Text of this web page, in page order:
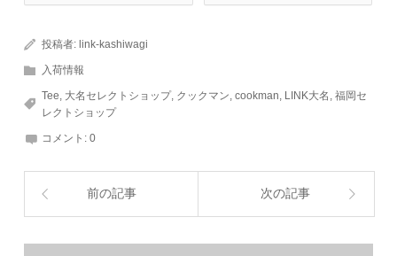
投稿者: link-kashiwagi
入荷情報
Tee, 大名セレクトショップ, クックマン,cookman, LINK大名 ,福岡セ
レクトショップ
コメント:0
前の記事 次の記事